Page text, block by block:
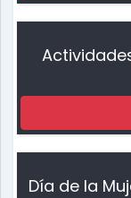
Día de la